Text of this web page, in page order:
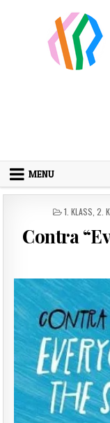
MENU
POSTED IN
1. KLASS 2.
Contra